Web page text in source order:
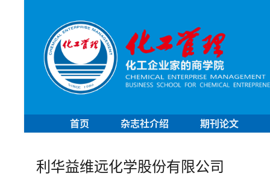
首页 杂志社介绍 期刊论文
利华益维远化学股份有限公司